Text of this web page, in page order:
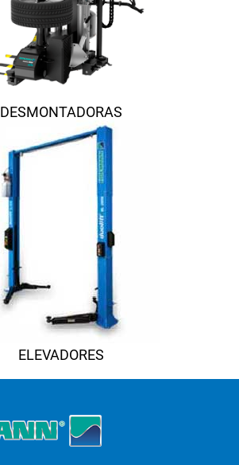
DESMONTADORAS
ELEVADORES